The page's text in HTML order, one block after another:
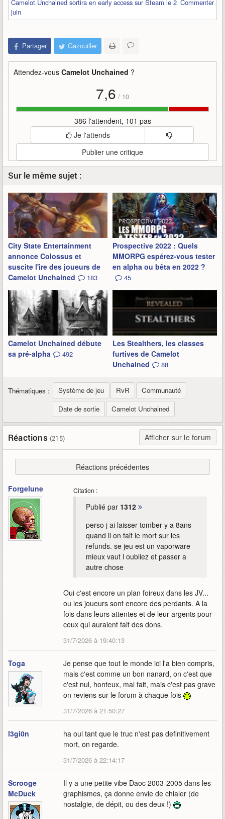
Commenter
Camelot Unchained sortira en early access sur Steam le 2
juin
Partager Gazouiller
Attendez-vous Camelot Unchained ?
7,6 / 10
386 l'attendent, 101 pas
Je l'attends
Publier une critique
Sur le même sujet :
City State Entertainment
annonce Colossus et
suscite l'ire des joueurs de
Camelot Unchained
183
Prospective 2022 : Quels
MMORPG espérez-vous tester
en alpha ou bêta en 2022 ?
45
Camelot Unchained débute
sa pré-alpha
492
Les Stealthers, les classes
furtives de Camelot
Unchained
88
Thématiques : Système de jeu RvR
Communauté
Date de sortie
Camelot Unchained
Réactions (215) Afficher sur le forum
Réactions précédentes
Forgelune Citation :
Publié par 1312
perso j ai laisser tomber y a 8ans
quand il on fait le mort sur les
refunds. se jeu est un vaporware
mieux vaut l oubliez et passer a
autre chose
Oui c'est encore un plan foireux dans les JV...
ou les joueurs sont encore des perdants. A la
fois dans leurs attentes et de leur argents pour
ceux qui auraient fait des dons.
31/7/2026 à 19:40:13
Toga
Je pense que tout le monde ici l'a bien compris,
mais c'est comme un bon nanard, on c'est que
c'est nul, honteux, mal fait, mais c'est pas grave
on reviens sur le forum à chaque fois
31/7/2026 à 21:50:27
l3gi0n
ha oui tant que le truc n'est pas definitivement
mort, on regarde.
31/7/2026 à 22:14:17
Scrooge
McDuck
Il y a une petite vibe Daoc 2003-2005 dans les
graphismes, ça donne envie de chialer (de
nostalgie, de dépit, ou des deux !)